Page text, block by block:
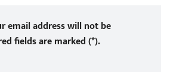
email address will not be
fields are marked (*).